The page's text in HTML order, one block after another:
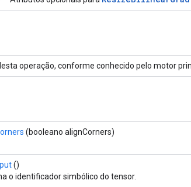
operação, conforme conhecido pelo motor
(booleano alignCorners)
()
o identificador simbólico do tensor.